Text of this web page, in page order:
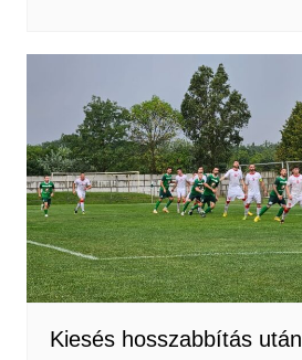
Kiesés hosszabbítás után